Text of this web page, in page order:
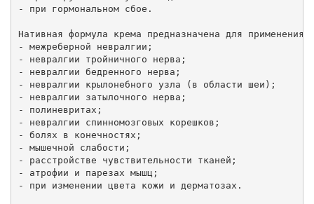
- при гормональном сбое.
Нативная формула крема предназначена для
- межреберной невралгии;
- невралгии тройничного нерва;
- невралгии бедренного нерва;
- невралгии крылонебного узла (в области шеи);
- невралгии затылочного нерва;
- полиневритах;
- невралгии спинномозговых корешков;
- болях в конечностях;
- мышечной слабости;
- расстройстве чувствительности тканей;
- атрофии и парезах мышц;
- при изменении цвета кожи и дерматозах.